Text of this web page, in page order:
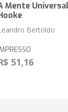
Mente
Bertoldo
51,16